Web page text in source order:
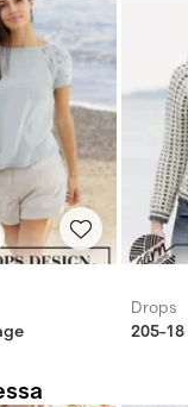
Drops
205-